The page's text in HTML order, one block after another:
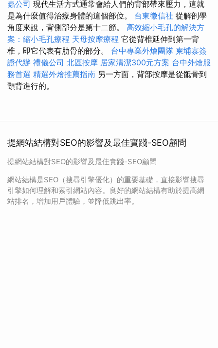
蟲公司 現代生活方式通常會給人們的背部帶來壓力，這就
是為什麼值得治療身體的這個部位。 台東徵信社 從解剖學
角度來說，背側部分是第十二節。 高效縮小毛孔的解決方
案：縮小毛孔療程 天母按摩療程 它從背椎延伸到第一背
椎，即它代表有肋骨的部分。 台中專業外燴團隊 柬埔寨簽
證代辦 禮儀公司 北區按摩 居家清潔300元方案 台中外燴服
務首選 精選外燴推薦指南 另一方面，背部按摩是從骶骨到
頸背進行的。
提網站結構對SEO的影響及最佳實踐-SEO顧問
提網站結構對SEO的影響及最佳實踐-SEO顧問
網站結構是SEO（搜尋引擎優化）的重要基礎，直接影響搜尋
引擎如何理解和索引網站內容。良好的網站結構有助於提高網
站排名，增加用戶體驗，並降低跳出率。